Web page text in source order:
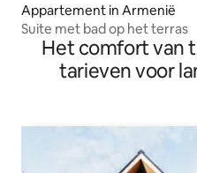
Appartement in Armenië
Suite met bad op het terras
Het comfort van
tarieven voor